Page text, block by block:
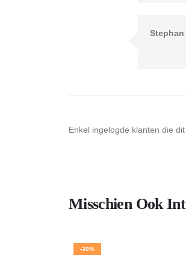
Stephan
Enkel ingelogde klanten die
Misschien Ook
-30%